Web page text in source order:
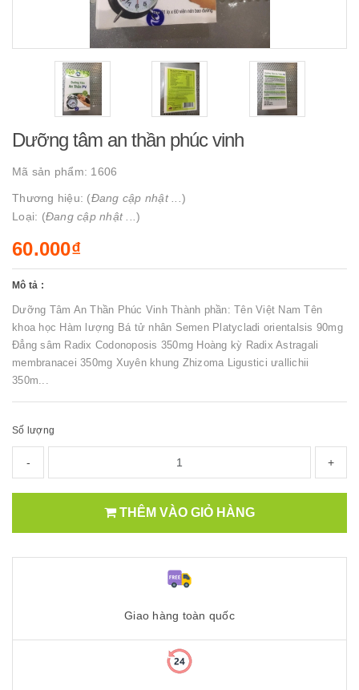
Dưỡng tâm an thần phúc vinh
Mã sản phẩm: 1606
Thương hiệu: (Đang cập nhật ... )
Loại: (Đang cập nhật ... )
60.000₫
Mô tả :
Dưỡng Tâm An Thần Phúc Vinh Thành phần: Tên Việt Nam Tên
khoa học Hàm lượng Bá tử nhân Semen Platycladi orientalsis 90mg
Đẳng sâm Radix Codonoposis 350mg Hoàng kỳ Radix Astragali
membranacei 350mg Xuyên khung Zhizoma Ligustici ưallichii
350m...
Số lượng
- +
THÊM VÀO GIỎ HÀNG
Giao hàng toàn quốc